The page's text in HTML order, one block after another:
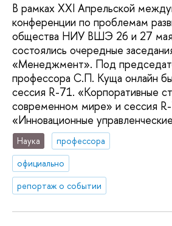
В рамках XXI Апрельской
конференции по проблемам
общества НИУ ВШЭ 26 и 27 мая
состоялись очередные
«Менеджмент». Под
профессора С.П. Куща онлайн
сессия R-71. «Корпоративные
современном мире» и сессия
«Инновационные
Наука
профессора
официально
репортаж о событии